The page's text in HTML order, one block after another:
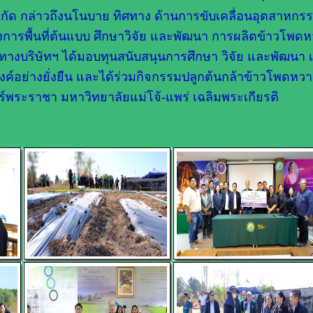
ด กล่าวถึงนโนบาย ทิศทาง ด้านการขับเคลื่อนอุตสาหกร
ารพื้นที่ต้นแบบ ศึกษาวิจัย และพัฒนา การผลิตข้าวโพด
งบริษัทฯ ได้มอบทุนสนับสนุนการศึกษา วิจัย และพัฒนา
ค์อย่างยั่งยืน และได้ร่วมกิจกรรมปลูกต้นกล้าข้าวโพดหว
ะราชา มหาวิทยาลัยแม่โจ้-แพร่ เฉลิมพระเกียรติ